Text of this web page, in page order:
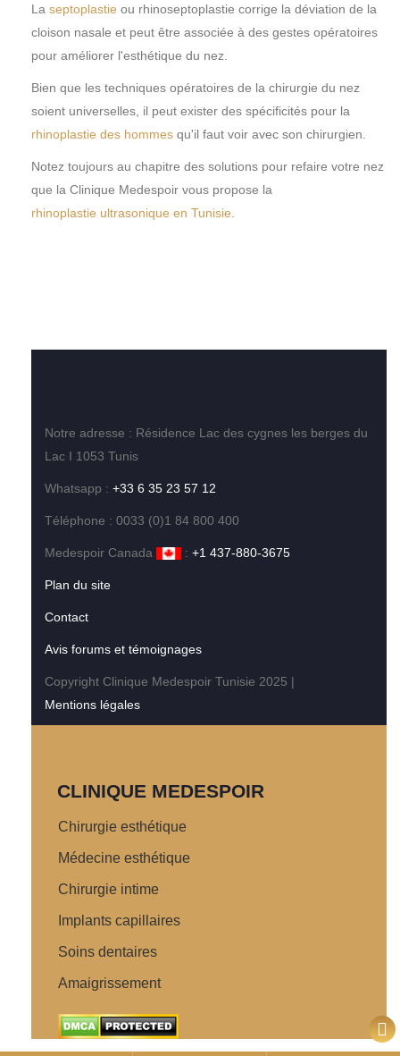
La septoplastie ou rhinoseptoplastie corrige la déviation de la
cloison nasale et peut être associée à des gestes opératoires
pour améliorer l'esthétique du nez.
Bien que les techniques opératoires de la chirurgie du nez
soient universelles, il peut exister des spécificités pour la
rhinoplastie des hommes qu'il faut voir avec son chirurgien.
Notez toujours au chapitre des solutions pour refaire votre nez
que la Clinique Medespoir vous propose la
rhinoplastie ultrasonique en Tunisie
Notre adresse : Résidence Lac des cygnes les berges du
Lac I 1053 Tunis
Whatsapp : +33 6 35 23 57 12
Téléphone : 0033 (0)1 84 800 400
Medespoir Canada : +1 437-880-3675
Plan du site
Contact
Avis forums et témoignages
Copyright Clinique Medespoir Tunisie 2025 |
Mentions légales
CLINIQUE MEDESPOIR
Chirurgie esthétique
Médecine esthétique
Chirurgie intime
Implants capillaires
Soins dentaires
Amaigrissement